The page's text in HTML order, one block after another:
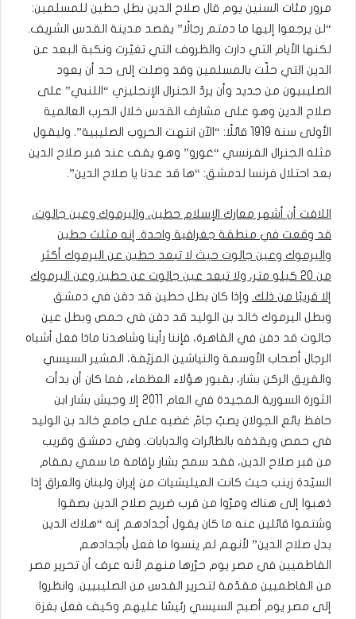
مرور مئات السنين يوم قال صلاح الدين بطل حطين للمسلمين:
“لن يرجعوا إليها ما دمتم رجالًا” يقصد مدينة القدس الشريف.
لكنها الأيام التي دارت والظروف التي تغيّرت ونكبة البعد عن
الدين التي حلّت بالمسلمين وقد وصلت إلى حد أن يعود
الصليبيون من جديد وأن يردّ الجنرال الإنجليزي “اللنبي” على
صلاح الدين وهو على مشارف القدس خلال الحرب العالمية
الأولى سنة 1919 قائلًا: “الآن انتهت الحروب الصليبية”. وليقول
مثله الجنرال الفرنسي “غورو” وهو يقف عند قبر صلاح الدين
بعد احتلال فرنسا لدمشق: “ها قد عدنا يا صلاح الدين”.
اللافت أن أشهر معارك الإسلام حطين، واليرموك وعين جالوت،
قد وقعت في منطقة جغرافية واحدة. إنه مثلث حطين
واليرموك وعين جالوت حيث لا تبعد حطين عن اليرموك أكثر
من 20 كيلو متر، ولا تبعد عين جالوت عن حطين وعن اليرموك
إلا قريبًا من ذلك. وإذا كان بطل حطين قد دفن في دمشق
وبطل اليرموك خالد بن الوليد قد دفن في حمص وبطل عين
جالوت قد دفن في القاهرة، فإننا رأينا وشاهدنا ماذا فعل أشباه
الرجال أصحاب الأوسمة والنياشين المزيّفة، المشير السيسي
والفريق الركن بشار، بقبور هؤلاء العظماء، فما كان أن بدأت
الثورة السورية المجيدة في العام 2011 إلا وجيش بشار ابن
حافظ بائع الجولان يصبّ جامّ غضبه على جامع خالد بن الوليد
في حمص ويقذفه بالطائرات والدبابات. وفي دمشق وقريب
من قبر صلاح الدين، فقد سمح بشار بإقامة ما سمي بمقام
السيّدة زينب حيث كانت الميليشيات من إيران ولبنان والعراق إذا
ذهبوا إلى هناك ومرّوا من قرب ضريح صلاح الدين بصقوا
وشتموا قائلين عنه ما كان يقول أجدادهم إنه “هلاك الدين
بدل صلاح الدين” لأنهم لم ينسوا ما فعل بأجدادهم
الفاطميين في مصر يوم حرّرها منهم لأنه عرف أن تحرير مصر
من الفاطميين مقدّمة لتحرير القدس من الصليبيين. وانظروا
إلى مصر يوم أصبح السيسي رئيسًا عليهم وكيف فعل بغزة